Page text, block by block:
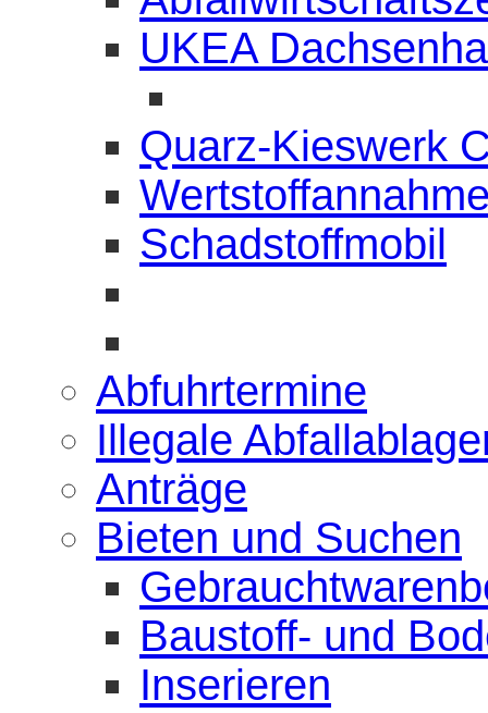
UKEA
Quarz-Kieswerk
Schadstoffmobil
Abfuhrtermine
Illegale
Anträge
Bieten und Suchen
Baustoff- und
Inserieren